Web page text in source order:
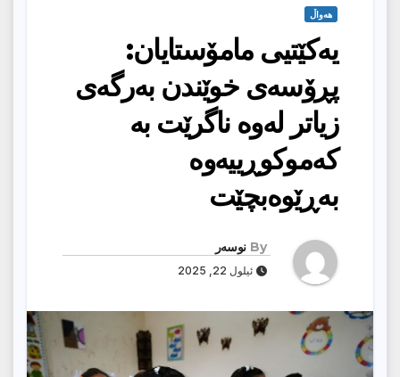
هەواڵ
یەكێتیی مامۆستایان:
پڕۆسەی خوێندن بەرگەی
زیاتر لەوە ناگرێت بە
كەموكوڕییەوە
بەڕێوەبچێت
By نوسەر
ئیلول 22, 2025